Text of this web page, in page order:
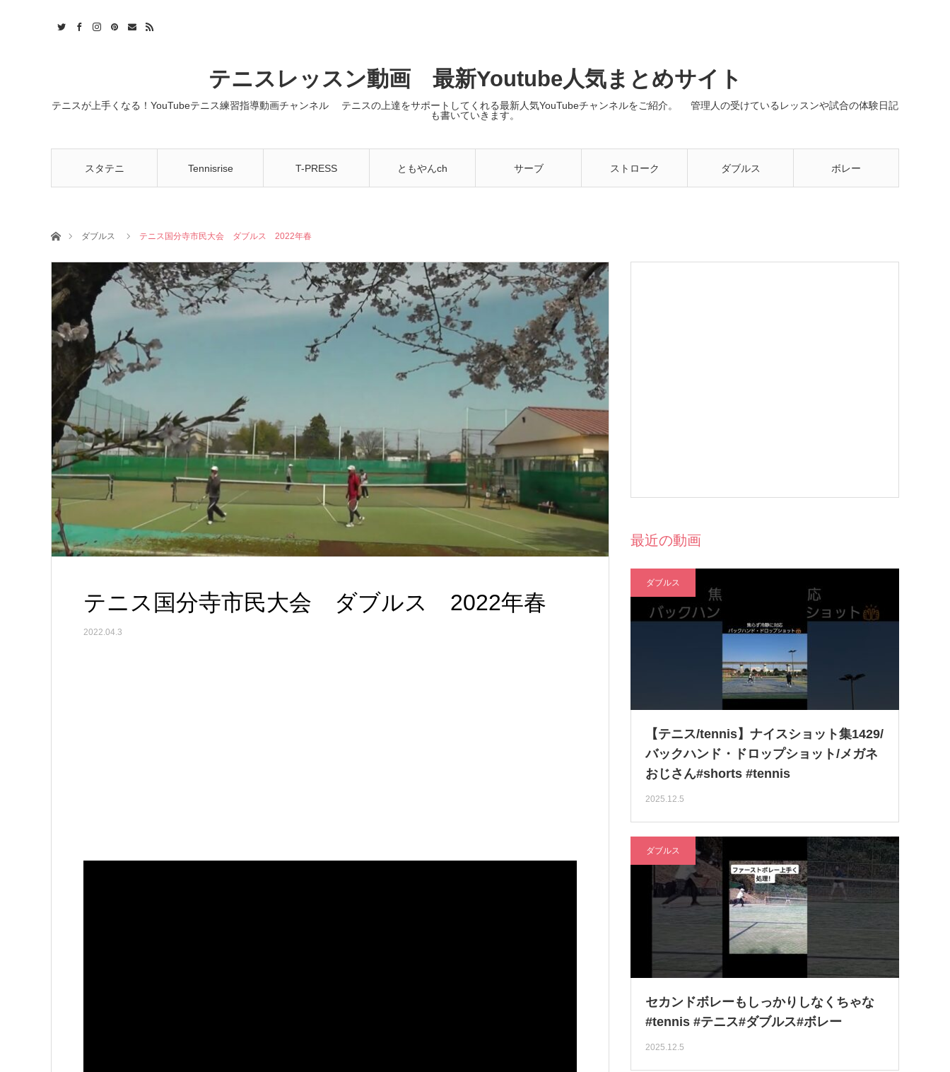
テニスレッスン動画 最新Youtube人気まとめサイト
テニスが上手くなる！YouTubeテニス練習指導動画チャンネル テニスの上達をサポートしてくれる最新人気YouTubeチャンネルをご紹介。 管理人の受けているレッスンや試合の体験日記
も書いていきます。
スタテニ Tennisrise T-PRESS ともやんch サーブ ストローク ダブルス ボレー
ホームダブルス テニス国分寺市民大会 ダブルス 2022年春
テニス国分寺市民大会 ダブルス 2022年春
2022.04.3
最近の動画
ダブルス
【テニス/tennis】ナイスショット集1429/
バックハンド・ドロップショット/メガネ
おじさん#shorts #tennis
2025.12.5
ダブルス
セカンドボレーもしっかりしなくちゃな
#tennis #テニス#ダブルス#ボレー
2025.12.5